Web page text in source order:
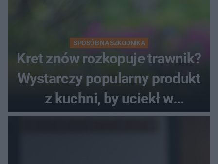
SPOSÓB NA SZKODNIKA
Kret znów rozkopuje trawnik?
Wystarczy popularny produkt
z kuchni, by uciekł w
popłochu